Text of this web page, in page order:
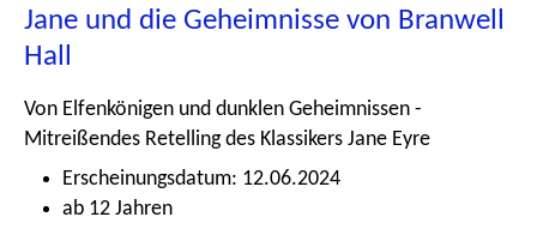
Jane und die Geheimnisse von Branwell
Hall
Von Elfenkönigen und dunklen Geheimnissen -
Mitreißendes Retelling des Klassikers Jane Eyre
Erscheinungsdatum: 12.06.2024
ab 12 Jahren